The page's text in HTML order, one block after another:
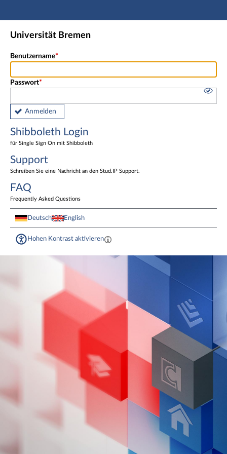
Hauptnavigation
Shibboleth Login
Universität Bremen
Benutzername
Passwort
Anmelden
Shibboleth Login
für Single Sign On mit Shibboleth
Support
Schreiben Sie eine Nachricht an den Stud.IP Support.
FAQ
Frequently Asked Questions
Deutsch English
Hohen Kontrast aktivieren